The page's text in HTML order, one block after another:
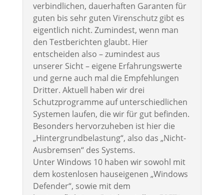
verbindlichen, dauerhaften Garanten für
guten bis sehr guten Virenschutz gibt es
eigentlich nicht. Zumindest, wenn man
den Testberichten glaubt. Hier
entscheiden also – zumindest aus
unserer Sicht – eigene Erfahrungswerte
und gerne auch mal die Empfehlungen
Dritter. Aktuell haben wir drei
Schutzprogramme auf unterschiedlichen
Systemen laufen, die wir für gut befinden.
Besonders hervorzuheben ist hier die
„Hintergrundbelastung“, also das „Nicht-
Ausbremsen“ des Systems.
Unter Windows 10 haben wir sowohl mit
dem kostenlosen hauseigenen „Windows
Defender“, sowie mit dem